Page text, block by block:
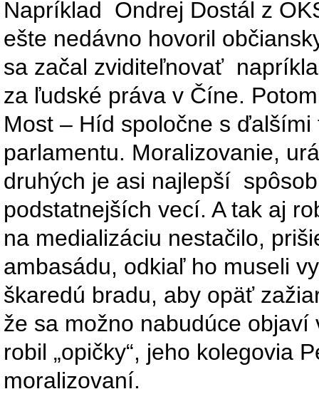
Napríklad Ondrej Dostál z
ešte nedávno hovoril
sa začal zviditeľnovať
za ľudské práva v Číne.
Most – Híd spoločne s
parlamentu. Moralizovanie,
druhých je asi najlepší
podstatnejších vecí. A tak aj
na medializáciu nestačilo,
ambasádu, odkiaľ ho museli
škaredú bradu, aby opäť
že sa možno nabudúce objaví
robil „opičky“, jeho kolegovia
moralizovaní.